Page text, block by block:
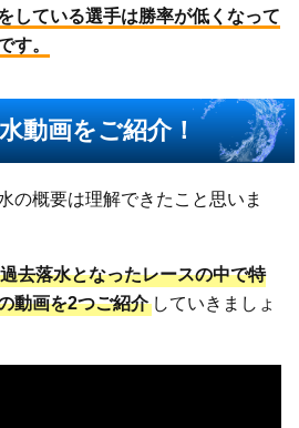
している選手は勝率が低くなって
す。
動画をご紹介！
の概要は理解できたこと思いま
過去落水となったレースの中で特
動画を2つご紹介 していきましょ